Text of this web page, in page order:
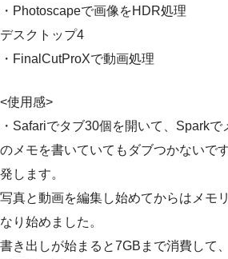
・Photoscapeで画像をHDR処理
デスクトップ4
・FinalCutProXで動画処理
<使用感>
・Safariでタブ30個を開いて、Sparkで
のメモを書いていてもダブつかないで
発します。
写真と動画を編集し始めてからはメモ
なり始めました。
書き出しが始まると7GBまで消費して